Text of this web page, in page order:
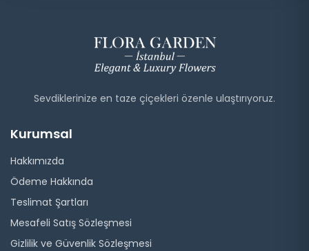
Sevdiklerinize en taze çiçekleri özenle ulaştırıyoruz.
Kurumsal
Hakkımızda
Ödeme Hakkında
Teslimat Şartları
Mesafeli Satış Sözleşmesi
Gizlilik ve Güvenlik Sözleşmesi